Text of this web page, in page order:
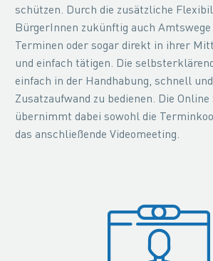
schützen. Durch die zusätzliche
BürgerInnen zukünftig auch
Terminen oder sogar direkt in ihrer
und einfach tätigen. Die
einfach in der Handhabung, schnell
Zusatzaufwand zu bedienen. Die
übernimmt dabei sowohl die
das anschließende Videomeeting.